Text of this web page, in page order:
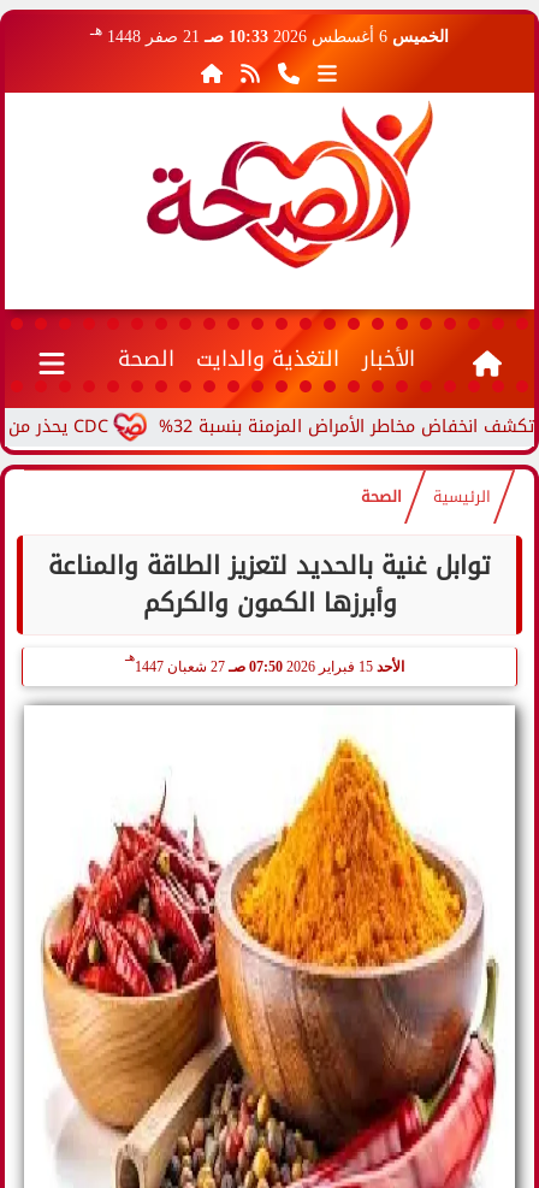
الخميس 10:33 صـ 21 صفر 1448 هـ
الأخبار التغذية والدايت الصحة
CDC يحذر من ارتفاع حالات حمى الأرانب.. مرض نادر ينتقل من الحيوانات... مخاطر الأمراض المزمنة بنسبة 32%
الرئيسية الصحة
توابل غنية بالحديد لتعزيز الطاقة والمناعة
وأبرزها الكمون والكركم
الأحد 07:50 صـ 27 شعبان 1447
هـ